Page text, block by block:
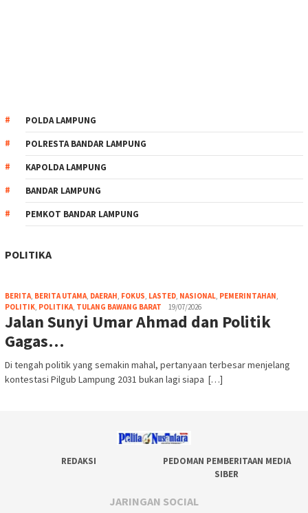
POLDA LAMPUNG
POLRESTA BANDAR LAMPUNG
KAPOLDA LAMPUNG
BANDAR LAMPUNG
PEMKOT BANDAR LAMPUNG
POLITIKA
BERITA, BERITA UTAMA, DAERAH, FOKUS, LASTED, NASIONAL, PEMERINTAHAN,
POLITIK, POLITIKA, TULANG BAWANG BARAT 19/07/2026
Jalan Sunyi Umar Ahmad dan Politik
Gagas…
Di tengah politik yang semakin mahal, pertanyaan terbesar menjelang
kontestasi Pilgub Lampung 2031 bukan lagi siapa […]
REDAKSI
PEDOMAN PEMBERITAAN MEDIA
SIBER
JARINGAN SOCIAL